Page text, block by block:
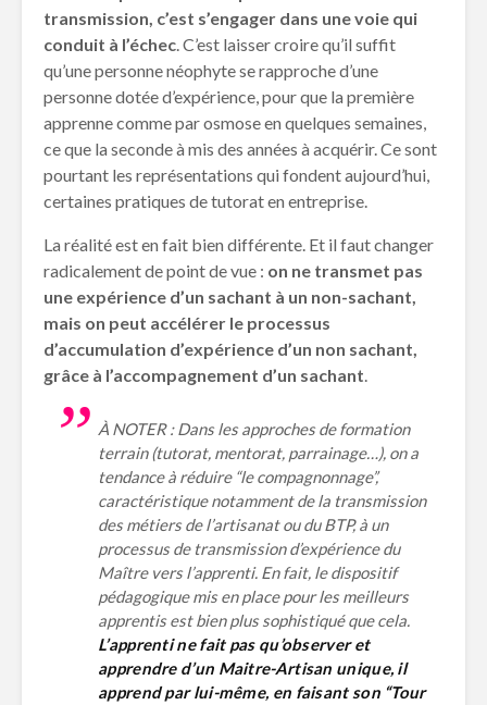
transmission, c’est s’engager dans une voie qui
conduit à l’échec. C’est laisser croire qu’il suffit
qu’une personne néophyte se rapproche d’une
personne dotée d’expérience, pour que la première
apprenne comme par osmose en quelques semaines,
ce que la seconde à mis des années à acquérir. Ce sont
pourtant les représentations qui fondent aujourd’hui,
certaines pratiques de tutorat en entreprise.
La réalité est en fait bien différente. Et il faut changer
radicalement de point de vue : on ne transmet pas
une expérience d’un sachant à un non-sachant,
mais on peut accélérer le processus
d’accumulation d’expérience d’un non sachant,
grâce à l’accompagnement d’un sachant.
À NOTER : Dans les approches de formation
terrain (tutorat, mentorat, parrainage…), on a
tendance à réduire “le compagnonnage”,
caractéristique notamment de la transmission
des métiers de l’artisanat ou du BTP, à un
processus de transmission d’expérience du
Maître vers l’apprenti. En fait, le dispositif
pédagogique mis en place pour les meilleurs
apprentis est bien plus sophistiqué que cela.
L’apprenti ne fait pas qu’observer et
apprendre d’un Maitre-Artisan unique, il
apprend par lui-même, en faisant son “Tour